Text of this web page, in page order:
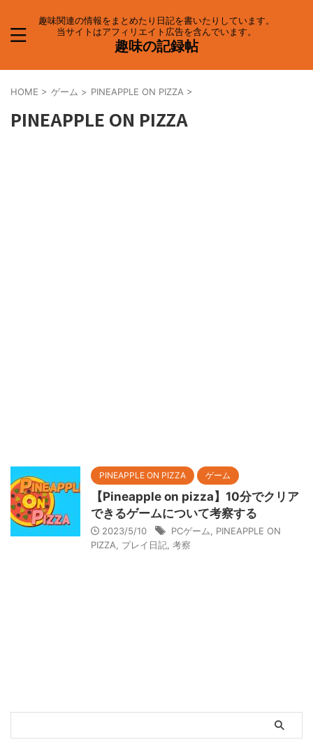
趣味関連の情報をまとめたり日記を書いたりしています。
当サイトはアフィリエイト広告を含んでいます。
趣味の記録帖
HOME > ゲーム > PINEAPPLE ON PIZZA >
PINEAPPLE ON PIZZA
PINEAPPLE ON PIZZA ゲーム
【Pineapple on pizza】10分でクリア
できるゲームについて考察する
2023/5/10 PCゲーム
PINEAPPLE ON
PIZZA
プレイ日記 考察